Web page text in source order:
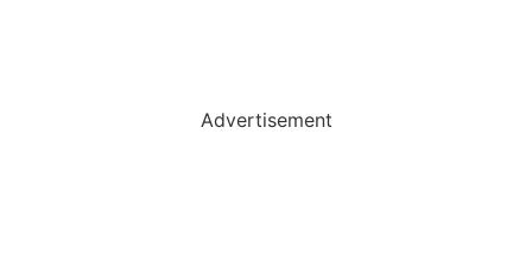
Advertisement